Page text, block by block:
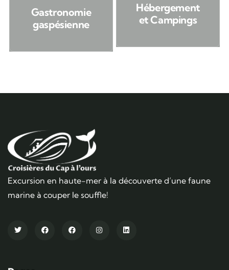
Gastronomie
gaspésienne
Hébergement
et Campings
Excursion en haute-mer à la découverte d’une faune
marine à couper le souffle!